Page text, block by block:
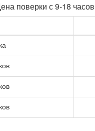
поверки с 9-18 часов